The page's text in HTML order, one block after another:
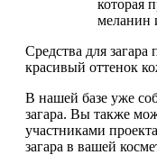
которая
меланин
Средства для
красивый оттенок
В нашей базе уже
загара. Вы также
участниками
загара в вашей